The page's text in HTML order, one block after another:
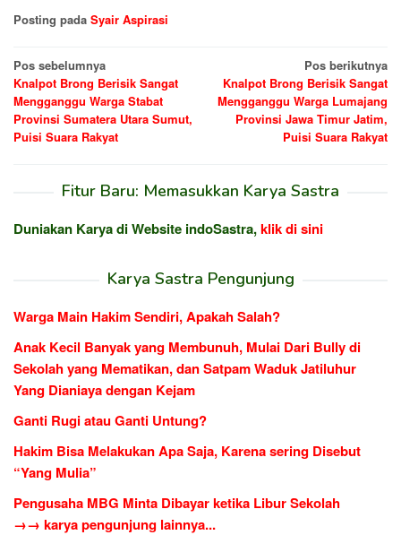
Posting pada Syair Aspirasi
Navigasi
pos
Pos sebelumnya
Knalpot Brong Berisik Sangat
Mengganggu Warga Stabat
Provinsi Sumatera Utara Sumut,
Puisi Suara Rakyat
Pos berikutnya
Knalpot Brong Berisik Sangat
Mengganggu Warga Lumajang
Provinsi Jawa Timur Jatim,
Puisi Suara Rakyat
Fitur Baru: Memasukkan Karya Sastra
Duniakan Karya di Website indoSastra,klik di sini
Karya Sastra Pengunjung
Warga Main Hakim Sendiri, Apakah Salah?
Anak Kecil Banyak yang Membunuh, Mulai Dari Bully di
Sekolah yang Mematikan, dan Satpam Waduk Jatiluhur
Yang Dianiaya dengan Kejam
Ganti Rugi atau Ganti Untung?
Hakim Bisa Melakukan Apa Saja, Karena sering Disebut
“Yang Mulia”
Pengusaha MBG Minta Dibayar ketika Libur Sekolah
→→ karya pengunjung lainnya...